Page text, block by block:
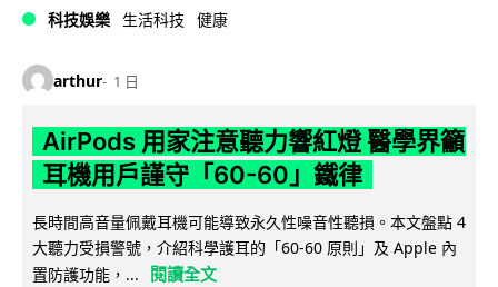
科技娛樂 生活科技 健康
arthur 1 日
AirPods 用家注意聽力響紅燈 醫學界籲
耳機用戶謹守「60-60」鐵律
長時間高音量佩戴耳機可能導致永久性噪音性聽損。本文盤點 4
大聽力受損警號，介紹科學護耳的「60-60 原則」及 Apple 內
置防護功能，...
閱讀全文